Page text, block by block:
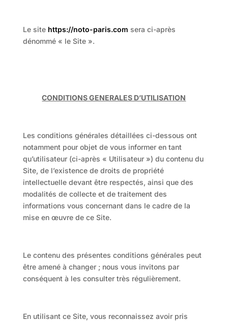
Le site https://noto-paris.com sera ci-après
dénommé « le Site ».
CONDITIONS GENERALES D’UTILISATION
Les conditions générales détaillées ci-dessous ont
notamment pour objet de vous informer en tant
qu’utilisateur (ci-après « Utilisateur ») du contenu du
Site, de l’existence de droits de propriété
intellectuelle devant être respectés, ainsi que des
modalités de collecte et de traitement des
informations vous concernant dans le cadre de la
mise en œuvre de ce Site.
Le contenu des présentes conditions générales peut
être amené à changer ; nous vous invitons par
conséquent à les consulter très régulièrement.
En utilisant ce Site, vous reconnaissez avoir pris